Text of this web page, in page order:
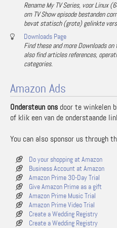
Rename My TV Series, voor Linux
om TV Show episode bestanden
bevat statisch (grote) gelinkte
Downloads Page
Find these and more Downloads
also find articles references,
categories.
Amazon Ads
Ondersteun ons door te winkelen
of klik een van de onderstaande
You can also sponsor us through
Do your shopping at Amazon
Business Account at Amazon
Amazon Prime 30-Day Trial
Give Amazon Prime as a gift
Amazon Prime Music Trial
Amazon Prime Video Trial
Create a Wedding Registry
Create a Wedding Registry